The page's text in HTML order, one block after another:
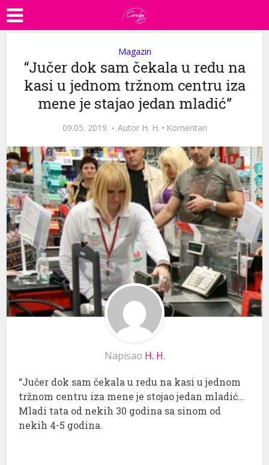
Magazin
“Jučer dok sam čekala u redu na
kasi u jednom tržnom centru iza
mene je stajao jedan mladić”
09.05. 2019. Autor H. H. · Komentari
Napisao H. H.
“Jučer dok sam čekala u redu na kasi u jednom
tržnom centru iza mene je stojao jedan mladić…
Mladi tata od nekih 30 godina sa sinom od
nekih 4-5 godina.